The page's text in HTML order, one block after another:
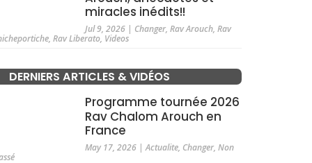
miracles inédits!!
Jul 9, 2026| Changer, Rav Arouch, Rav
,Rav Liberato, Videos
DERNIERS ARTICLES & VIDÉOS
Programme tournée 2026
Rav Chalom Arouch en
France
May 17, 2026|Actualite, Changer, Non